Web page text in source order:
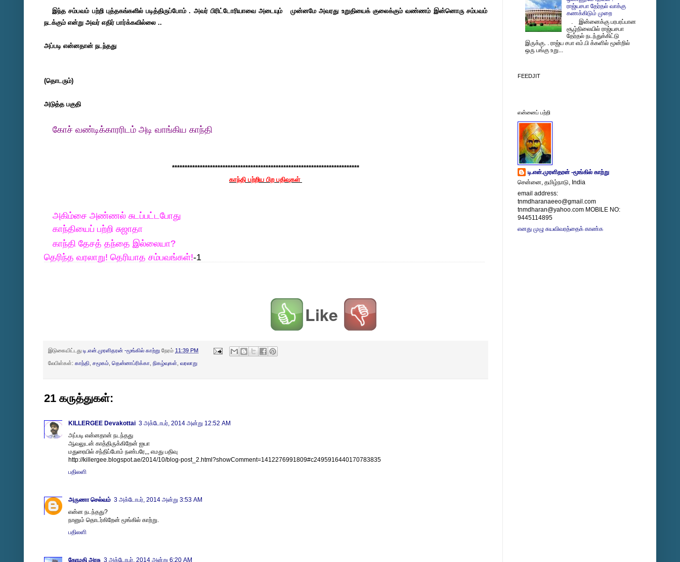
இந்த சம்பவம் பற்றி புத்தகங்களில் படித்திருப்போம் . அவர் பிரிட்டோரியாவை அடையும் முன்னமே அவரது உறுதியைக் குலைக்கும் வண்ணம் இன்னொரு சம்பவம்
நடக்கும் என்று அவர் எதிர் பார்க்கவில்லை ..
அப்படி என்னதான் நடந்தது
(தொடரும்)
அடுத்த பகுதி
கோச் வண்டிக்காரரிடம் அடி வாங்கிய காந்தி
**************************************************************************
காந்தி பற்றிய பிற பதிவுகள்
அகிம்சை அண்ணல் சுடப்பட்டபோது
காந்தியைப் பற்றி சுஜாதா
காந்தி தேசத் தந்தை இல்லையா?
தெரிந்த வரலாறு! தெரியாத சம்பவங்கள்!-1
Like
இடுகையிட்டது டி.என்.முரளிதரன் -மூங்கில் காற்று நேரம் 11:39 PM
லேபிள்கள்: காந்தி சமூகம் தென்னாப்ரிக்கா நிகழ்வுகள் வரலாறு
21 கருத்துகள்:
KILLERGEE Devakottai 3 அக்டோபர், 2014 அன்று 12:52 AM
அப்படி என்னதான் நடந்தது
ஆவலுடன் காத்திருக்கிறேன் ஐயா
மதுரையில் சந்திப்போம் நண்பரே,,, எமது பதிவு
http://killergee.blogspot.ae/2014/10/blog-post_2.html?showComment=1412276991809#c2495916440170783835
பதிலளி
அருணா செல்வம் 3 அக்டோபர், 2014 அன்று 3:53 AM
என்ன நடந்தது?
நானும் தொடர்கிறேன் மூங்கில் காற்று.
பதிலளி
கோமதி அரசு 3 அக்டோபர், 2014 அன்று 6:20 AM
ராஜ்யசபா தேர்தல் வாக்கு
கணக்கிடும் முறை
. இன்னைக்கு பரபரப்பான
சூழ்நிலையில் ராஜ்யசபா
தேர்தல் நடந்துக்கிட்டு
இருக்கு. . ராஜ்ய சபா எம்.பி க்களில் மூன்றில்
ஒரு பங்கு உறு...
FEEDJIT
என்னைப் பற்றி
டி.என்.முரளிதரன் -மூங்கில் காற்று
சென்னை, தமிழ்நாடு, India
email address:
tnmdharanaeeo@gmail.com
tnmdharan@yahoo.com MOBILE NO:
9445114895
எனது முழு சுயவிவரத்தைக் காண்க